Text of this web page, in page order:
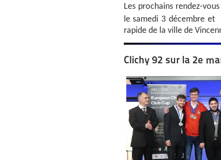
Les prochains rendez-
le samedi 3 décembre
rapide de la ville de
Clichy 92 sur la 2e